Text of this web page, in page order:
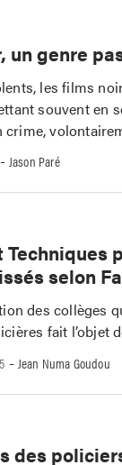
un genre
les films
souvent en
-Jason Paré
selon
des collèges
fait l’objet
- Jean Numa Goudou
des